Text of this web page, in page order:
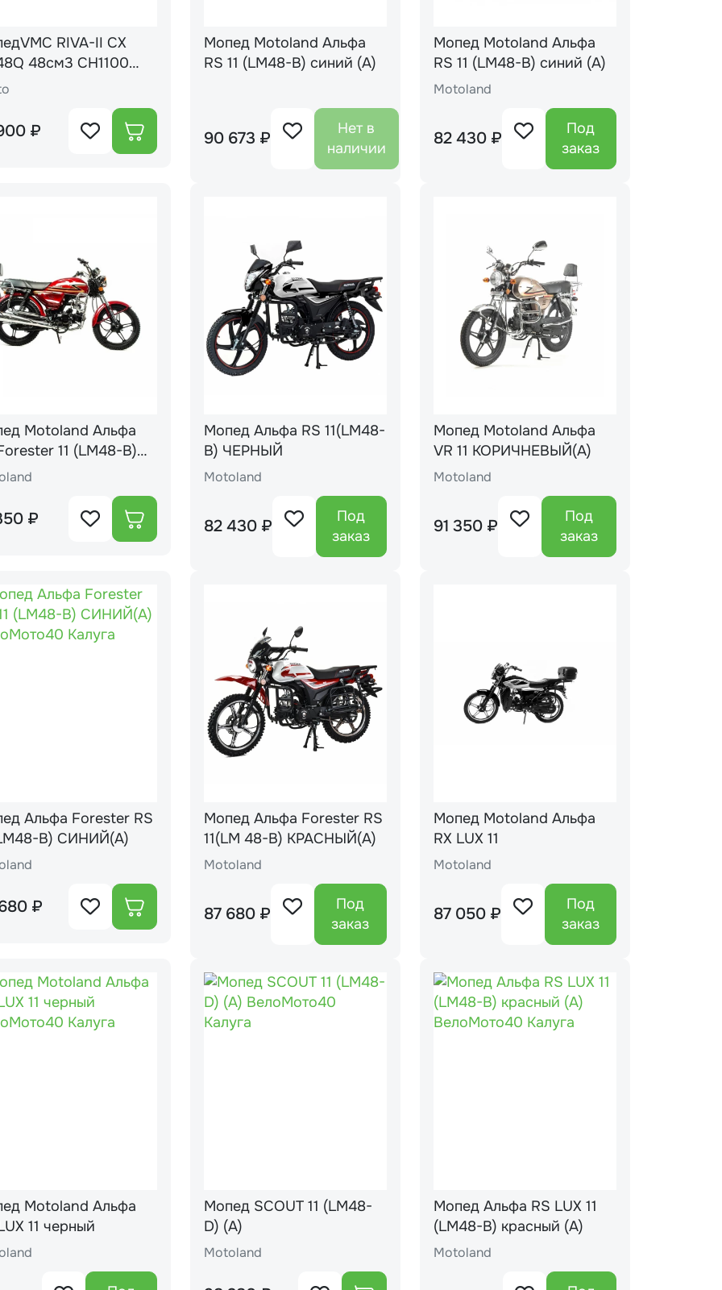
RIVA-II CX
CH1100
без сигнализации)
₽
Мопед Motoland Альфа
RS 11 (LM48-B) синий (А)
90 673 ₽
Нет в
наличии
Мопед Motoland Альфа
RS 11 (LM48-B) синий (А)
Motoland
82 430 ₽
Под
заказ
Motoland Альфа
11 (LM48-B)
(A)
₽
Мопед Альфа RS 11(LM48-
B) ЧЕРНЫЙ
Motoland
82 430 ₽
Под
заказ
Мопед Motoland Альфа
VR 11 КОРИЧНЕВЫЙ(А)
Motoland
91 350 ₽
Под
заказ
Альфа Forester RS
B) СИНИЙ(А)
₽
Мопед Альфа Forester RS
11(LM 48-B) КРАСНЫЙ(А)
Motoland
87 680 ₽
Под
заказ
Мопед Motoland Альфа
RX LUX 11
Motoland
87 050 ₽
Под
заказ
Motoland Альфа
RX LUX 11 черный
Мопед SCOUT 11 (LM48-
D) (A)
Motoland
Мопед Альфа RS LUX 11
(LM48-B) красный (А)
Motoland